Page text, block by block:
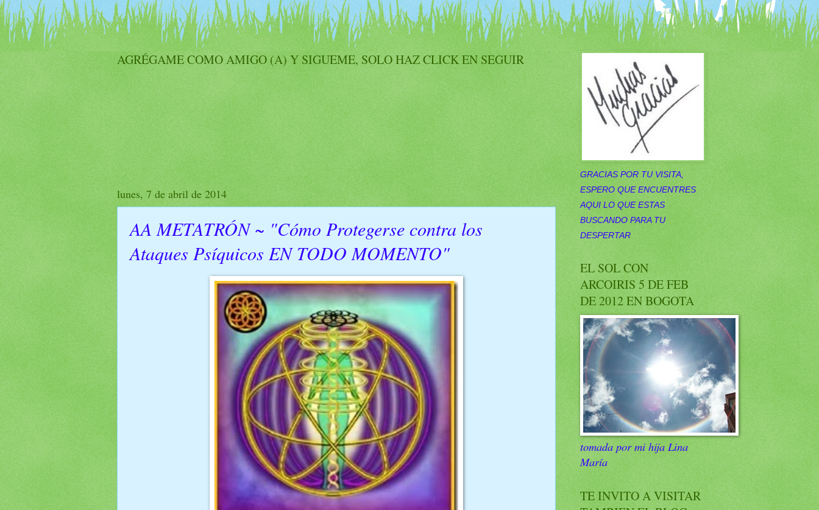
AGRÉGAME COMO AMIGO (A) Y SIGUEME, SOLO HAZ CLICK EN SEGUIR
lunes, 7 de abril de 2014
AA METATRÓN ~ "Cómo Protegerse contra los
Ataques Psíquicos EN TODO MOMENTO"
GRACIAS POR TU VISITA,
ESPERO QUE ENCUENTRES
AQUI LO QUE ESTAS
BUSCANDO PARA TU
DESPERTAR
EL SOL CON
ARCOIRIS 5 DE FEB
DE 2012 EN BOGOTA
tomada por mi hija Lina
María
TE INVITO A VISITAR